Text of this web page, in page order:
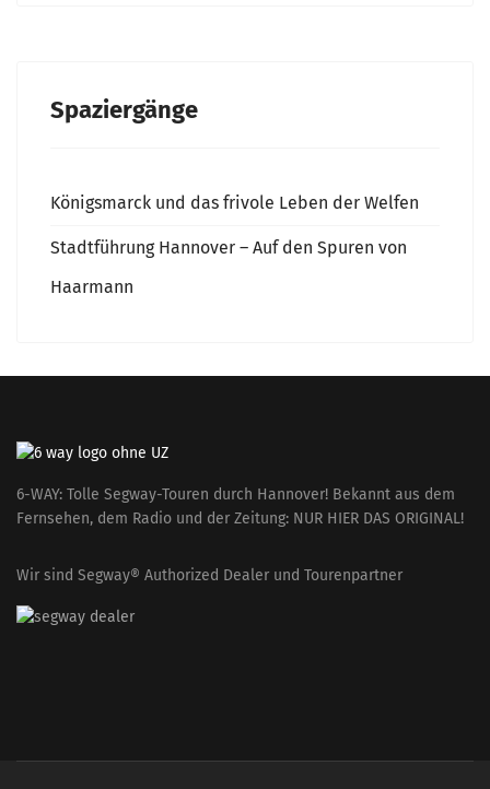
Spaziergänge
Königsmarck und das frivole Leben der Welfen
Stadtführung Hannover – Auf den Spuren von
Haarmann
6-WAY: Tolle Segway-Touren durch Hannover! Bekannt aus dem
Fernsehen, dem Radio und der Zeitung: NUR HIER DAS ORIGINAL!
Wir sind Segway® Authorized Dealer und Tourenpartner